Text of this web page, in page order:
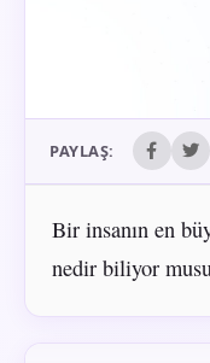
PAYLAŞ:
Bir insanın en
nedir biliyor